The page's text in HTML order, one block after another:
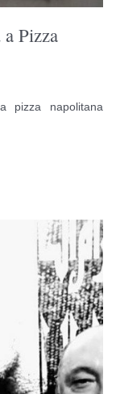
a Pizza
pizza napolitana